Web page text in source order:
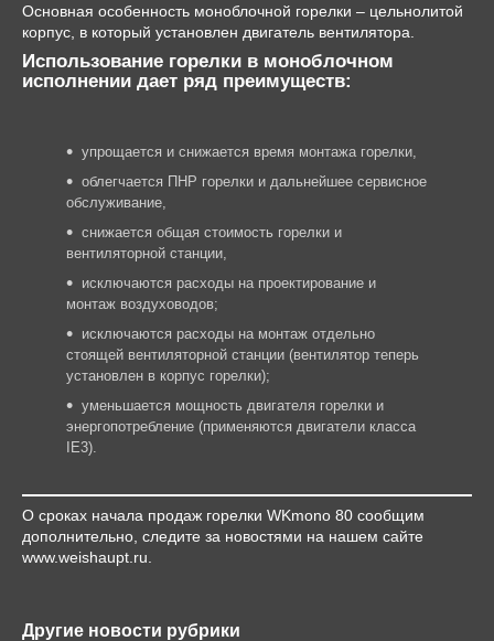
Основная особенность моноблочной горелки – цельнолитой
корпус, в который установлен двигатель вентилятора.
Использование горелки в моноблочном
исполнении дает ряд преимуществ:
упрощается и снижается время монтажа горелки,
облегчается ПНР горелки и дальнейшее сервисное
обслуживание,
снижается общая стоимость горелки и
вентиляторной станции,
исключаются расходы на проектирование и
монтаж воздуховодов;
исключаются расходы на монтаж отдельно
стоящей вентиляторной станции (вентилятор теперь
установлен в корпус горелки);
уменьшается мощность двигателя горелки и
энергопотребление (применяются двигатели класса
IE3).
О сроках начала продаж горелки WKmono 80 сообщим
дополнительно, следите за новостями на нашем сайте
www.weishaupt.ru.
Другие новости рубрики